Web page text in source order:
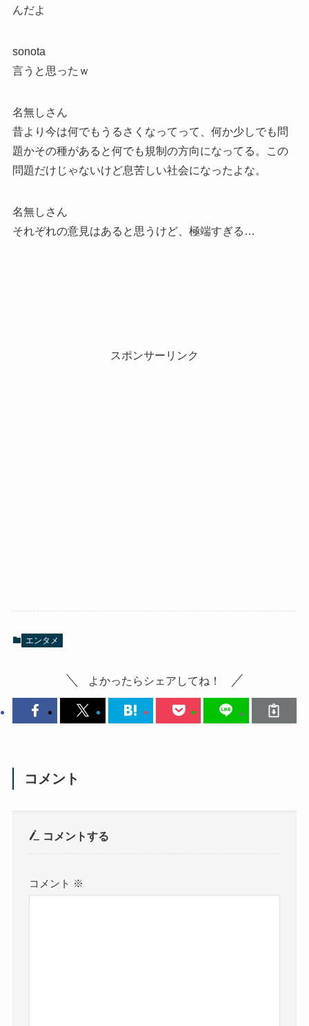
んだよ
sonota
言うと思ったｗ
名無しさん
昔より今は何でもうるさくなってって、何か少しでも問
題かその種があると何でも規制の方向になってる。この
問題だけじゃないけど息苦しい社会になったよな。
名無しさん
それぞれの意見はあると思うけど、極端すぎる…
スポンサーリンク
エンタメ
よかったらシェアしてね！
コメント
コメントする
コメント ※